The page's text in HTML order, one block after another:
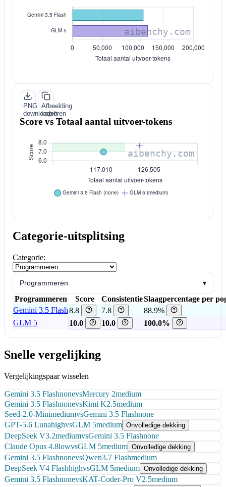
PNG
downloaden
Afbeelding
kopiëren
Score vs Totaal aantal uitvoer-tokens
Categorie-uitsplitsing
Categorie:
Programmeren ▾
Programmeren Score ConsistentieSlaagpercentage per
Gemini 3.5 Flash8.8 7.8
88.9%
GLM 5
10.0 10.0 100.0%
Snelle vergelijking
Vergelijkingspaar wisselen
Gemini 3.5 FlashnonevsMercury 2medium
Gemini 3.5 FlashnonevsKimi K2.5medium
Seed-2.0-MinimediumvsGemini 3.5 Flashnone
GPT-5.6 LunahighvsGLM 5medium Onvolledige dekking
DeepSeek V3.2mediumvsGemini 3.5 Flashnone
Claude Opus 4.8lowvsGLM 5medium Onvolledige dekking
Gemini 3.5 FlashnonevsQwen3.7 Flashmedium
DeepSeek V4 FlashhighvsGLM 5medium Onvolledige dekking
Gemini 3.5 FlashnonevsKAT-Coder-Pro V2.5medium